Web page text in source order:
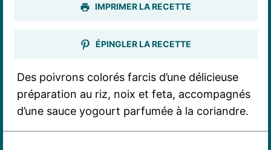
IMPRIMER LA RECETTE
ÉPINGLER LA RECETTE
Des poivrons colorés farcis d’une délicieuse
préparation au riz, noix et feta, accompagnés
d’une sauce yogourt parfumée à la coriandre.